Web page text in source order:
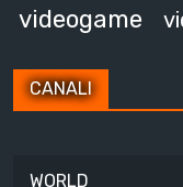
videogame
CANALI
WORLD